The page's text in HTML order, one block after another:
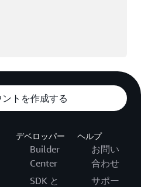
ントを作成する
デベロッパー
Builder
Center
SDK と
ヘルプ
お問い
合わせ
サポー